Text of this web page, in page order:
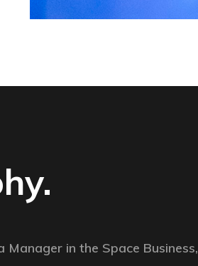
in the Space Business,